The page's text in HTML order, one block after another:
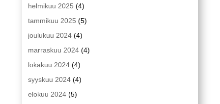
helmikuu 2025 (4)
tammikuu 2025 (5)
joulukuu 2024(4)
marraskuu 2024(4)
lokakuu 2024(4)
syyskuu 2024(4)
elokuu 2024(5)